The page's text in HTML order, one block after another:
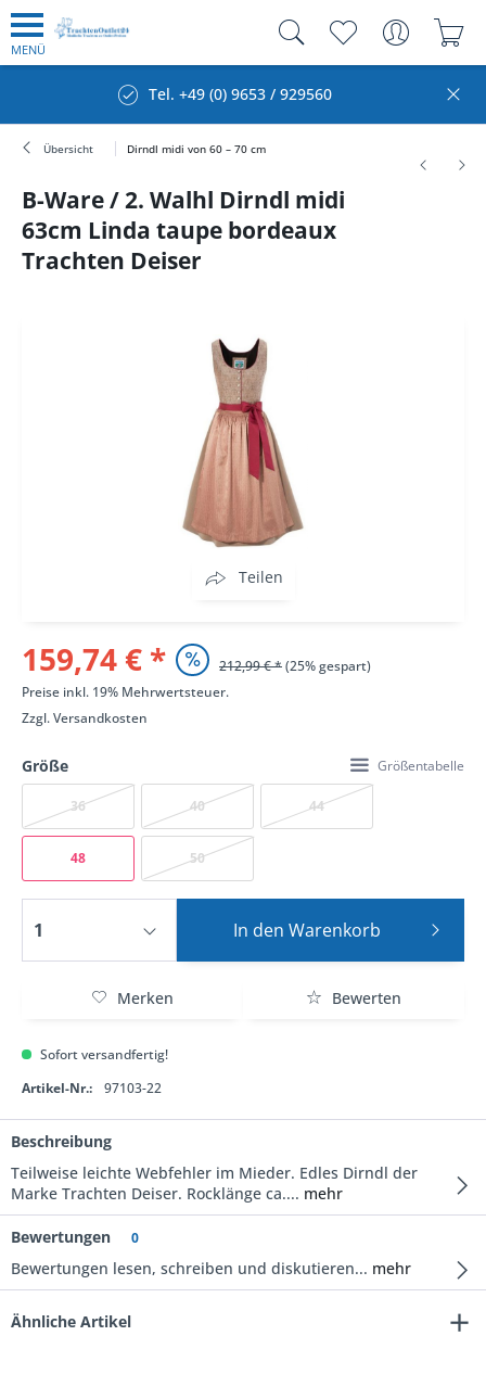
MENÜ
Tel. +49 (0) 9653 / 929560
Übersicht Dirndl midi von 60 – 70 cm
B-Ware / 2. Walhl Dirndl midi
63cm Linda taupe bordeaux
Trachten Deiser
Teilen
159,74 € * 212,99 € *(25% gespart)
Preise inkl. 19% Mehrwertsteuer.
Zzgl.Versandkosten
Größe Größentabelle
36 40 44
48 50
In den Warenkorb
Merken Bewerten
Sofort versandfertig!
Artikel-Nr.:
97103-22
Beschreibung
Teilweise leichte Webfehler im Mieder. Edles Dirndl der
Marke Trachten Deiser. Rocklänge ca.... mehr
Bewertungen 0
Bewertungen lesen, schreiben und diskutieren... mehr
Ähnliche Artikel